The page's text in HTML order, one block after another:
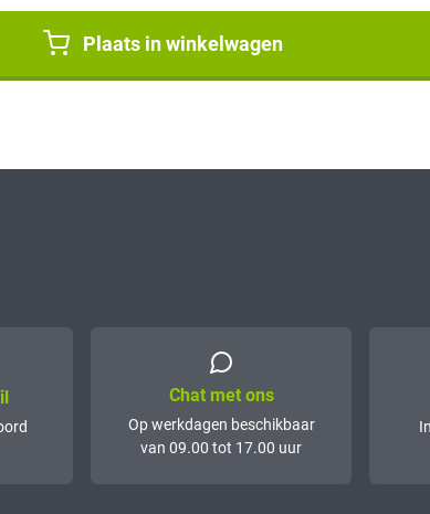
Plaats in winkelwagen
Chat met ons
Op werkdagen beschikbaar
van 09.00 tot 17.00 uur